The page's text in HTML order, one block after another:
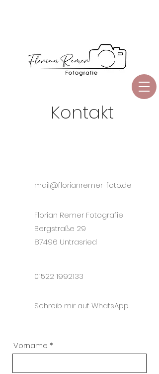
Kontakt
mail@florianremer-foto.de
Florian Remer Fotografie
Bergstraße 29
87496 Untrasried
01522 1992133
Schreib mir auf WhatsApp
Vorname